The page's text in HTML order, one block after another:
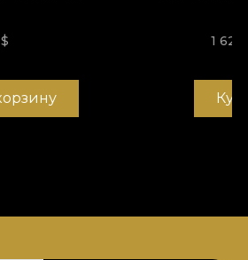
$ 1